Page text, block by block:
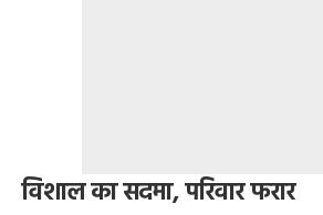
विशाल का सदमा, परिवार फरार